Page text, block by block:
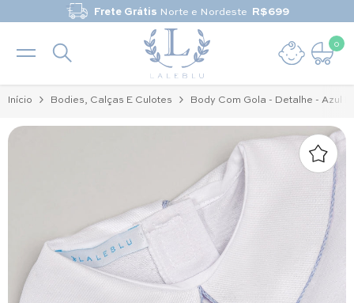
Pular para o conteúdo
Frete Grátis Norte e Nordeste R$699
0
0
Início Bodies, Calças E Culotes Body Com Gola - Detalhe - Azul